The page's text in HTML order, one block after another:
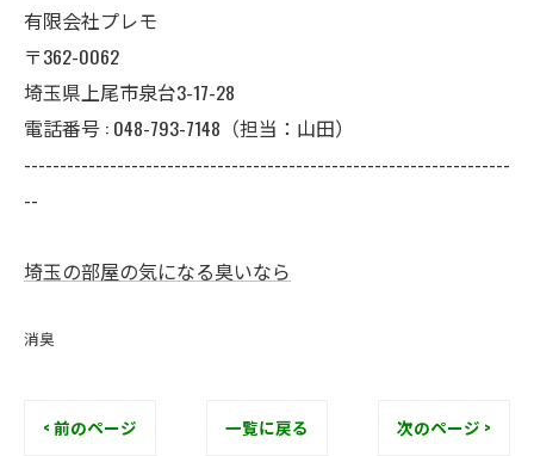
有限会社プレモ
〒362-0062
埼玉県上尾市泉台3-17-28
電話番号 : 048-793-7148（担当：山田）
--------------------------------------------------------------------
--
埼玉の部屋の気になる臭いなら
消臭
< 前のページ 一覧に戻る 次のページ >